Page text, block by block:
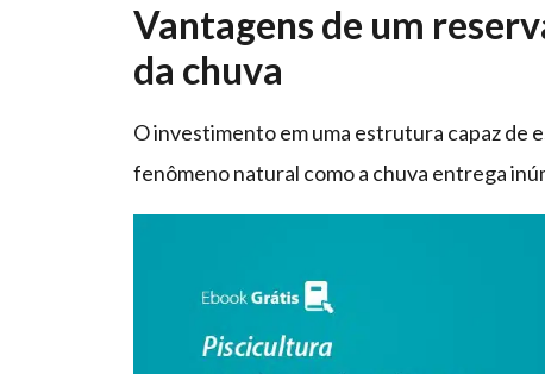
Vantagens de um
da chuva
O investimento em uma estrutura capaz de
fenômeno natural como a chuva entrega